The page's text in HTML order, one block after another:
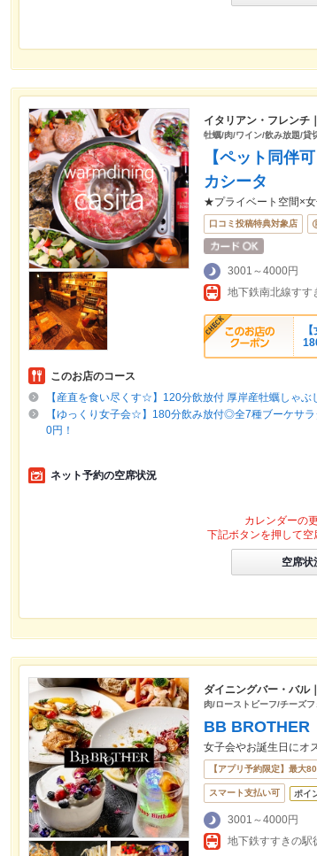
イタリアン・フレンチ
牡蠣/肉/ワイン/飲み放題/貸
【ペット同伴
カシータ
★プライベート空間×
口コミ投稿特典対象店
3001～4000円
地下鉄南北線す
このお店のコース
【産直を食い尽くす☆】120分飲放付 厚岸産牡蠣しゃ
【ゆっくり女子会☆】180分飲み放付◎全7種ブーケサ
0円！
ネット予約の空席状況
カレンダーの
下記ボタンを押して空
空席状
ダイニングバー・バル
肉/ローストビーフ/チーズ
BB BROTHER
女子会やお誕生日にオ
【アプリ予約限定】最大
スマート支払い可 ポイ
3001～4000円